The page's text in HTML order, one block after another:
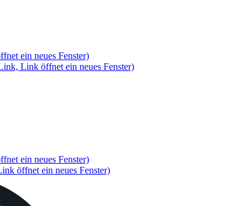
ein neues Fenster)
Link öffnet ein neues Fenster)
ein neues Fenster)
öffnet ein neues Fenster)